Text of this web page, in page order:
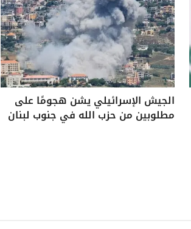
الجيش الإسرائيلي يشن هجومًا على
مطلوبين من حزب الله في جنوب لبنان